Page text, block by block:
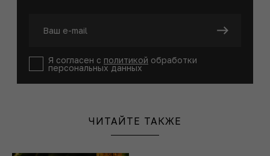
Я согласен с политикой обработки
персональных данных
ЧИТАЙТЕ ТАКЖЕ